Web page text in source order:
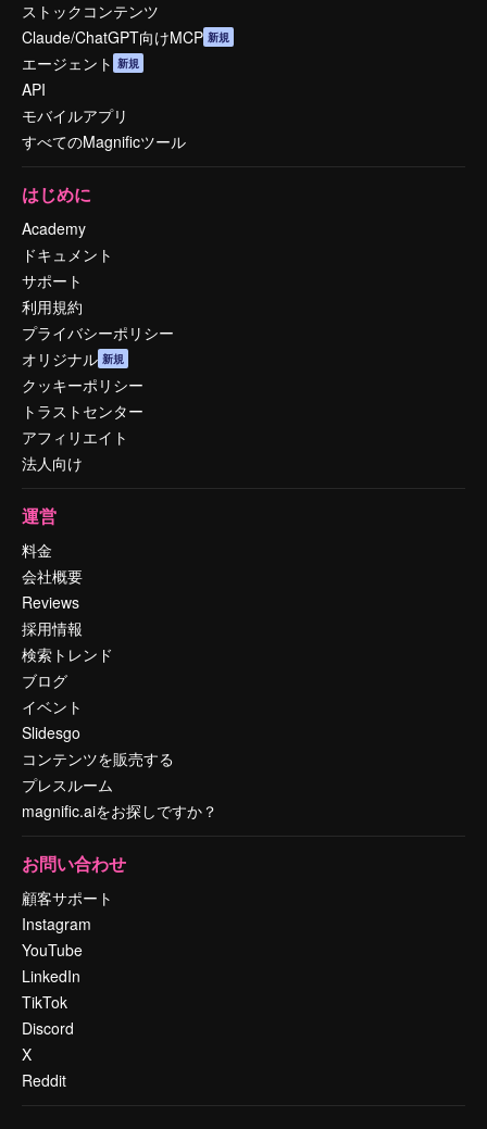
ストックコンテンツ
Claude/ChatGPT向けMCP 新規
エージェント 新規
API
モバイルアプリ
すべてのMagnificツール
はじめに
Academy
ドキュメント
サポート
利用規約
プライバシーポリシー
オリジナル 新規
クッキーポリシー
トラストセンター
アフィリエイト
法人向け
運営
料金
会社概要
Reviews
採用情報
検索トレンド
ブログ
イベント
Slidesgo
コンテンツを販売する
プレスルーム
magnific.aiをお探しですか？
お問い合わせ
顧客サポート
Instagram
YouTube
LinkedIn
TikTok
Discord
X
Reddit